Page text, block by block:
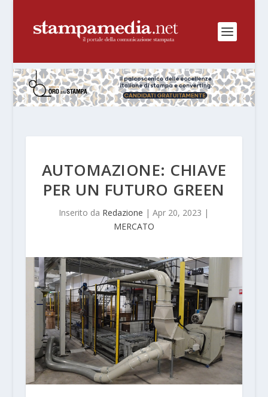
AUTOMAZIONE: CHIAVE
PER UN FUTURO GREEN
Inserito da Redazione |Apr 20, 2023 |
MERCATO